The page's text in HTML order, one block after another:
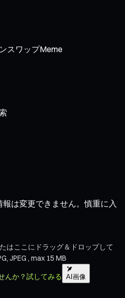
スワップMeme
報は変更できません。慎重に入
はここにドラッグ＆ドロップして
JPEG , max 15 MB
んか？試してみる AI画像